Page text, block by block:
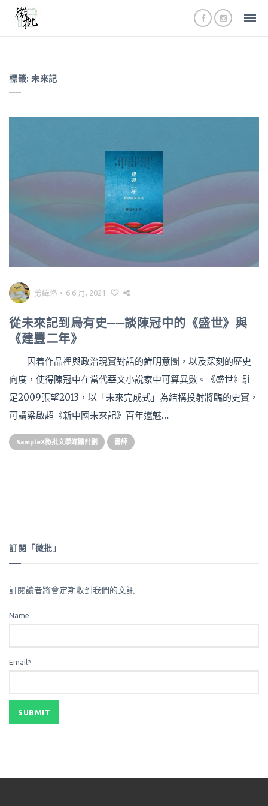
標籤: 未來記
勞緯洛 • 6 6 月, 2021
從未來記到烏有史──談陳冠中的《盛世》與
《建豐二年》
因着作品裡與政治現實對話的鮮明意圖，以及深刻的歷史
向度，使得陳冠中在當代華文小說家中可算異數。《盛世》駐
足2009張望2013，以「未來完成式」為結構投射將臨的史實，
可謂梁啟超《新中國未來記》百年還魅…
SampleX微批文學媒體計劃 書評
訂閱「微批」
訂閱讀者將會定期收到我們的文訊
Name
Email*